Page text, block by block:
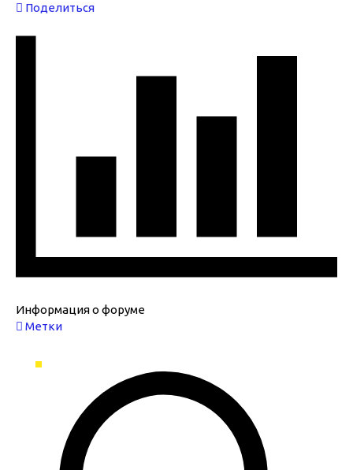
Поделиться
Информация о форуме
Метки